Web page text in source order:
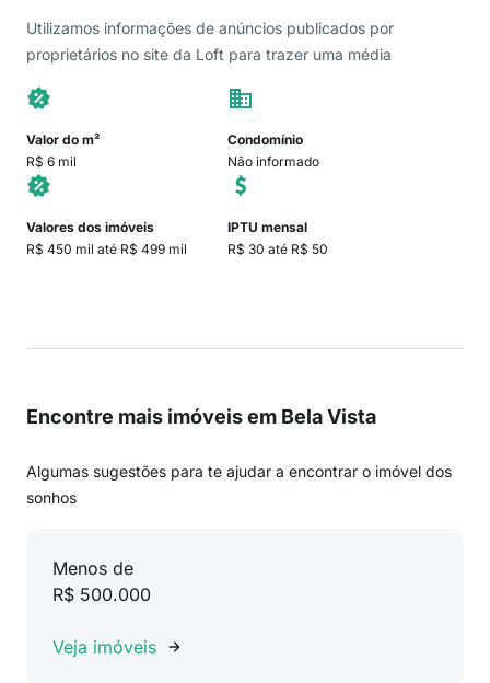
Utilizamos informações de anúncios publicados por
proprietários no site da Loft para trazer uma média
Valor do m²
R$ 6 mil
Condomínio
Não informado
Valores dos imóveis
R$ 450 mil até R$ 499 mil
IPTU mensal
R$ 30 até R$ 50
Encontre mais imóveis em Bela Vista
Algumas sugestões para te ajudar a encontrar o imóvel dos
sonhos
Menos de
R$ 500.000
Veja imóveis